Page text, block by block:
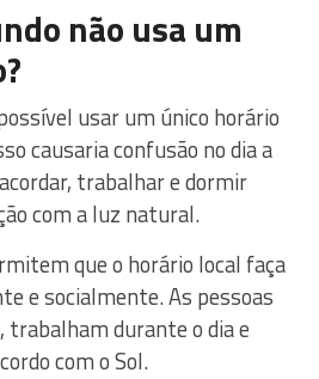
não usa um
usar um único horário
causaria confusão no dia a
trabalhar e dormir
com a luz natural.
que o horário local faça
e socialmente. As pessoas
trabalham durante o dia e
com o Sol.